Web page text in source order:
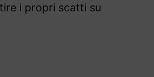
i propri scatti su